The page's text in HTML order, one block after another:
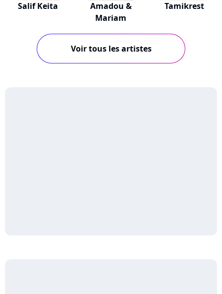
Salif Keita
Amadou &
Mariam
Tamikrest
Voir tous les artistes